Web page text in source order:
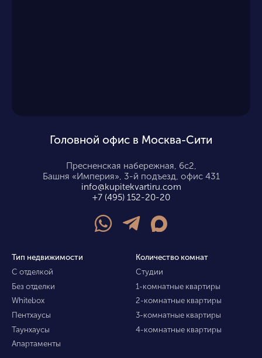
Головной офис в Москва-Сити
Пресненская набережная, 6с2,
Башня «Империя», 3-й подъезд, офис 431
info@kupitekvartiru.com
+7 (495) 152-20-20
Тип недвижимости
С отделкой
Без отделки
Whitebox
Пентхаусы
Таунхаусы
Апартаменты
Количество комнат
Студии
1-комнатные квартиры
2-комнатные квартиры
3-комнатные квартиры
4-комнатные квартиры